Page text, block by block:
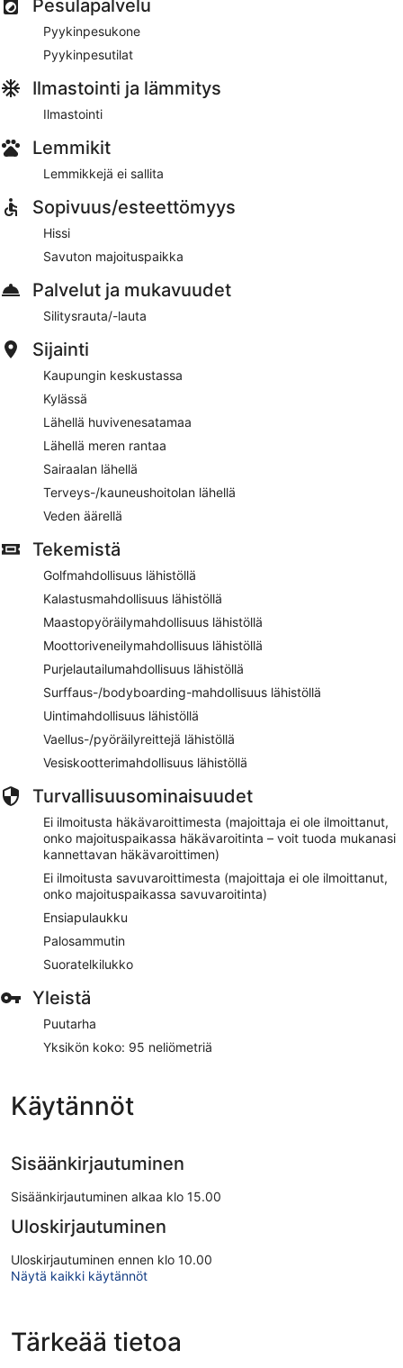
Pesulapalvelu
Pyykinpesukone
Pyykinpesutilat
Ilmastointi ja lämmitys
Ilmastointi
Lemmikit
Lemmikkejä ei sallita
Sopivuus/esteettömyys
Hissi
Savuton majoituspaikka
Palvelut ja mukavuudet
Silitysrauta/-lauta
Sijainti
Kaupungin keskustassa
Kylässä
Lähellä huvivenesatamaa
Lähellä meren rantaa
Sairaalan lähellä
Terveys-/kauneushoitolan lähellä
Veden äärellä
Tekemistä
Golfmahdollisuus lähistöllä
Kalastusmahdollisuus lähistöllä
Maastopyöräilymahdollisuus lähistöllä
Moottoriveneilymahdollisuus lähistöllä
Purjelautailumahdollisuus lähistöllä
Surffaus-/bodyboarding-mahdollisuus lähistöllä
Uintimahdollisuus lähistöllä
Vaellus-/pyöräilyreittejä lähistöllä
Vesiskootterimahdollisuus lähistöllä
Turvallisuusominaisuudet
Ei ilmoitusta häkävaroittimesta (majoittaja ei ole ilmoittanut,
onko majoituspaikassa häkävaroitinta – voit tuoda mukanasi
kannettavan häkävaroittimen)
Ei ilmoitusta savuvaroittimesta (majoittaja ei ole ilmoittanut,
onko majoituspaikassa savuvaroitinta)
Ensiapulaukku
Palosammutin
Suoratelkilukko
Yleistä
Puutarha
Yksikön koko: 95 neliömetriä
Käytännöt
Sisäänkirjautuminen
Sisäänkirjautuminen alkaa klo 15.00
Uloskirjautuminen
Uloskirjautuminen ennen klo 10.00
Näytä kaikki käytännöt
Tärkeää tietoa